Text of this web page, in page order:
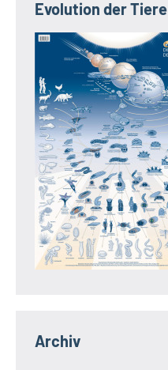
Evolution der Tiere
Archiv